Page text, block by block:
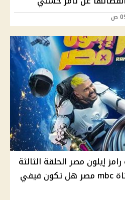
إيلون مصر الحلقة الثالثة
فى رمضان 2025 على قناة mbc مصر هل تكون فيفي